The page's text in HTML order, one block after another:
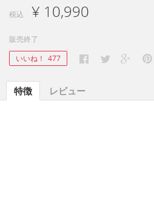
税込 ¥ 10,990
販売終了
いいね！ 477
特徴 レビュー